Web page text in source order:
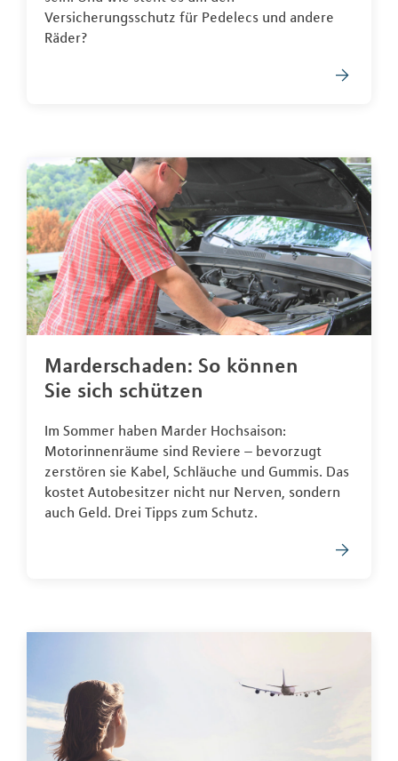
Versicherungsschutz für Pedelecs und andere
Räder?
Marderschaden: So können
Sie sich schützen
Im Sommer haben Marder Hochsaison:
Motorinnenräume sind Reviere – bevorzugt
zerstören sie Kabel, Schläuche und Gummis. Das
kostet Autobesitzer nicht nur Nerven, sondern
auch Geld. Drei Tipps zum Schutz.